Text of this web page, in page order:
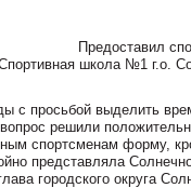
Предоставил
школа №1 г.о.
с просьбой выделить
решили
спортсменам форму,
представляла
городского округа